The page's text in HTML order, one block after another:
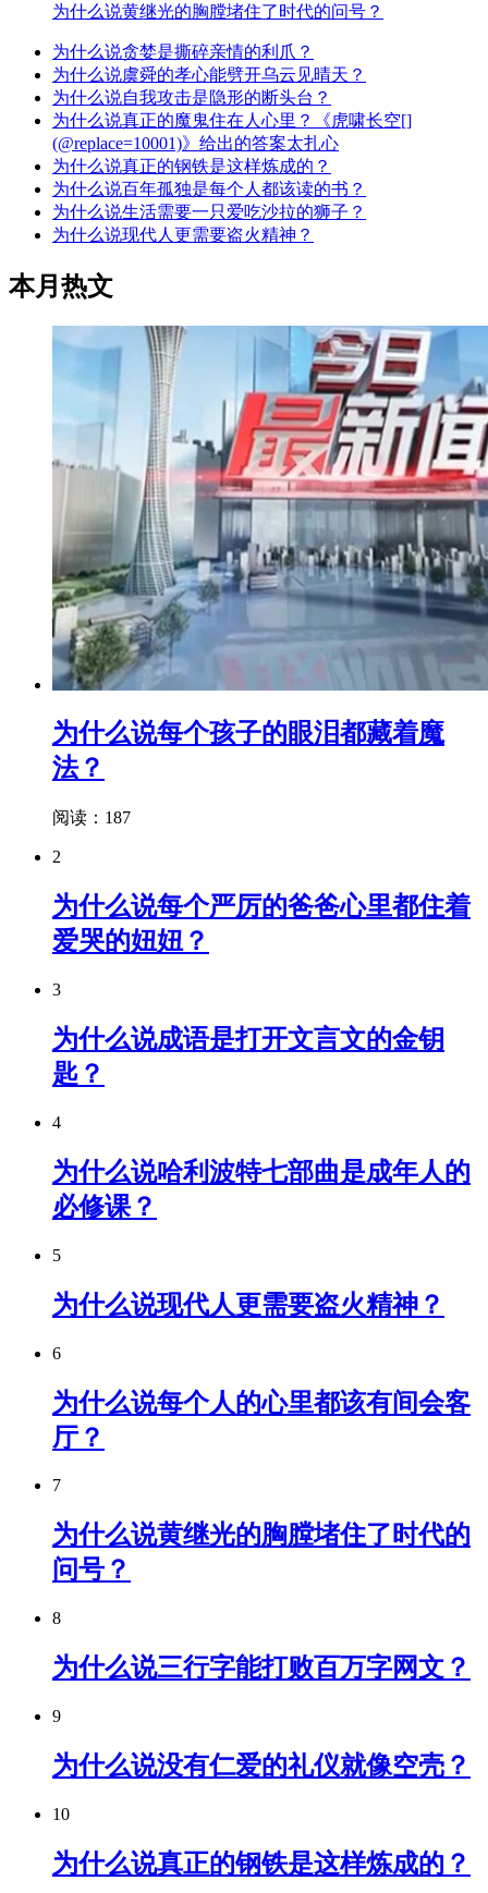
为什么说黄继光的胸膛堵住了时代的问号？
为什么说贪婪是撕碎亲情的利爪？
为什么说虞舜的孝心能劈开乌云见晴天？
为什么说自我攻击是隐形的断头台？
为什么说真正的魔鬼住在人心里？《虎啸长空[]
(@replace=10001)》给出的答案太扎心
为什么说真正的钢铁是这样炼成的？
为什么说百年孤独是每个人都该读的书？
为什么说生活需要一只爱吃沙拉的狮子？
为什么说现代人更需要盗火精神？
本月热文
为什么说每个孩子的眼泪都藏着魔
法？
阅读：187
2
为什么说每个严厉的爸爸心里都住着
爱哭的妞妞？
3
为什么说成语是打开文言文的金钥
匙？
4
为什么说哈利波特七部曲是成年人的
必修课？
5
为什么说现代人更需要盗火精神？
6
为什么说每个人的心里都该有间会客
厅？
7
为什么说黄继光的胸膛堵住了时代的
问号？
8
为什么说三行字能打败百万字网文？
9
为什么说没有仁爱的礼仪就像空壳？
10
为什么说真正的钢铁是这样炼成的？